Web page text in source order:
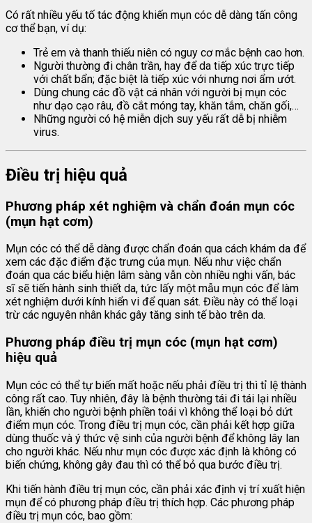
Có rất nhiều yếu tố tác động khiến mụn cóc dễ dàng tấn công
cơ thể bạn, ví dụ:
Trẻ em và thanh thiếu niên có nguy cơ mắc bệnh cao hơn.
Người thường đi chân trần, hay để da tiếp xúc trực tiếp
với chất bẩn; đặc biệt là tiếp xúc với nhưng nơi ẩm ướt.
Dùng chung các đồ vật cá nhân với người bị mụn cóc
như dạo cạo râu, đồ cắt móng tay, khăn tắm, chăn gối,…
Những người có hệ miễn dịch suy yếu rất dễ bị nhiễm
virus.
Điều trị hiệu quả
Phương pháp xét nghiệm và chẩn đoán mụn cóc
(mụn hạt cơm)
Mụn cóc có thể dễ dàng được chẩn đoán qua cách khám da để
xem các đặc điểm đặc trưng của mụn. Nếu như việc chẩn
đoán qua các biểu hiện lâm sàng vẫn còn nhiều nghi vấn, bác
sĩ sẽ tiến hành sinh thiết da, tức lấy một mẫu mụn cóc để làm
xét nghiệm dưới kính hiển vi để quan sát. Điều này có thể loại
trừ các nguyên nhân khác gây tăng sinh tế bào trên da.
Phương pháp điều trị mụn cóc (mụn hạt cơm)
hiệu quả
Mụn cóc có thể tự biến mất hoặc nếu phải điều trị thì tỉ lệ thành
công rất cao. Tuy nhiên, đây là bệnh thường tái đi tái lại nhiều
lần, khiến cho người bệnh phiền toái vì không thể loại bỏ dứt
điểm mụn cóc. Trong điều trị mụn cóc, cần phải kết hợp giữa
dùng thuốc và ý thức vệ sinh của người bệnh để không lây lan
cho người khác. Nếu như mụn cóc được xác định là không có
biến chứng, không gây đau thì có thể bỏ qua bước điều trị.
Khi tiến hành điều trị mụn cóc, cần phải xác định vị trí xuất hiện
mụn để có phương pháp điều trị thích hợp. Các phương pháp
điều trị mụn cóc, bao gồm: